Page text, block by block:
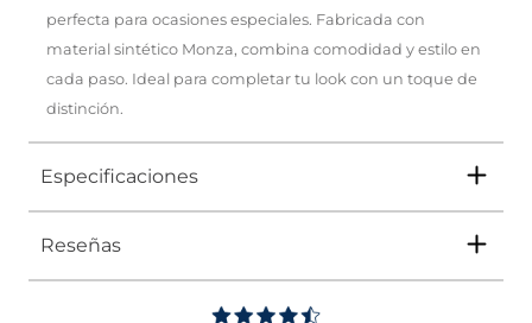
perfecta para ocasiones especiales. Fabricada con
material sintético Monza, combina comodidad y estilo en
cada paso. Ideal para completar tu look con un toque de
distinción.
Especificaciones
Tipo
Reseñas